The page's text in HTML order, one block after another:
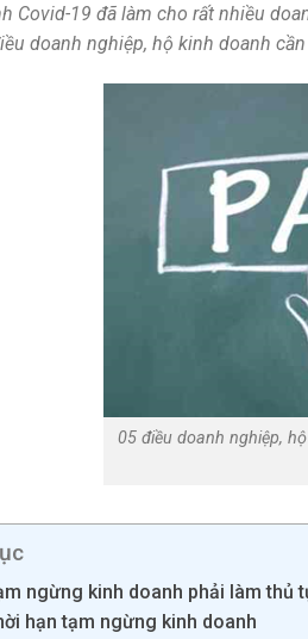
Covid-19 đã làm cho rất nhiều
doanh nghiệp, hộ kinh doanh
05 điều doanh nghiệp,
ngừng kinh doanh phải làm thủ
hạn tạm ngừng kinh doanh